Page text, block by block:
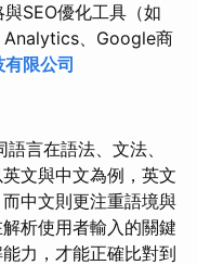
SEO優化工具（如
、Google商
限公司
言在語法、文法、
文與中文為例，英文
中文則更注重語境與
析使用者輸入的關鍵
力，才能正確比對到